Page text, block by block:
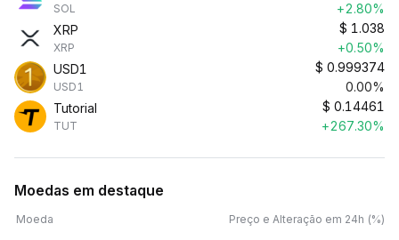
SOL
+2.80%
XRP
XRP
$ 1.038
+0.50%
USD1
USD1
$ 0.999374
0.00%
Tutorial
TUT
$ 0.14461
+267.30%
Moedas em destaque
Moeda Preço e Alteração em 24h (%)